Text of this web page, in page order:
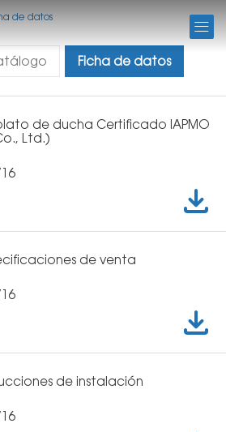
de datos
Ficha de datos
de ducha Certificado IAPMO
Ltd.)
de venta
de instalación